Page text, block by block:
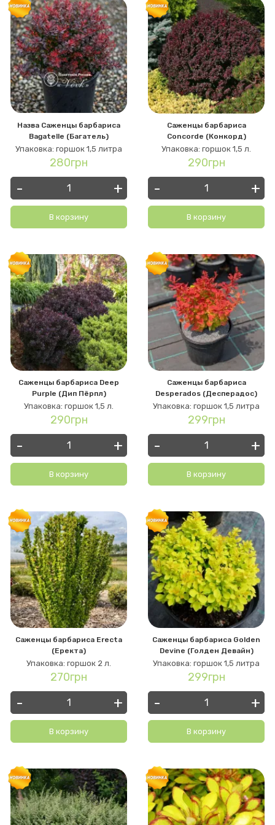
Назва Саженцы барбариса
Bagatelle (Багатель)
Упаковка: горшок 1,5 литра
280грн
- +
В корзину
Саженцы барбариса
Concorde (Конкорд)
Упаковка: горшок 1,5 л.
290грн
- +
В корзину
Саженцы барбариса Deep
Purple (Дип Пёрпл)
Упаковка: горшок 1,5 л.
290грн
- +
В корзину
Саженцы барбариса
Desperados (Десперадос)
Упаковка: горшок 1,5 литра
299грн
- +
В корзину
Саженцы барбариса Erecta
(Еректа)
Упаковка: горшок 2 л.
270грн
- +
В корзину
Саженцы барбариса Golden
Devine (Голден Девайн)
Упаковка: горшок 1,5 литра
299грн
- +
В корзину